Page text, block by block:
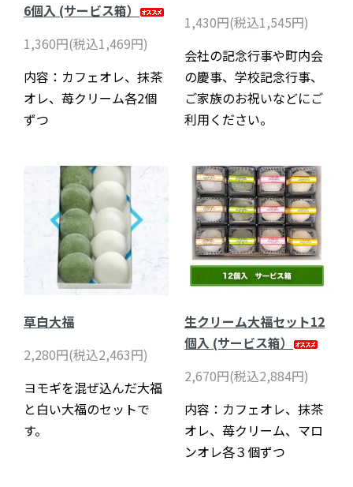
6個入 (サービス箱）
1,360円(税込1,469円)
内容：カフェオレ、抹茶
オレ、苺クリーム各2個
ずつ
1,430円(税込1,545円)
会社の記念行事や町内会
の慶事、学校記念行事、
ご家族のお祝いなどにご
利用ください。
草白大福
2,280円(税込2,463円)
ヨモギを混ぜ込んだ大福
と白い大福のセットで
す。
生クリーム大福セット12
個入 (サービス箱）
2,670円(税込2,884円)
内容：カフェオレ、抹茶
オレ、苺クリーム、マロ
ンオレ各３個ずつ